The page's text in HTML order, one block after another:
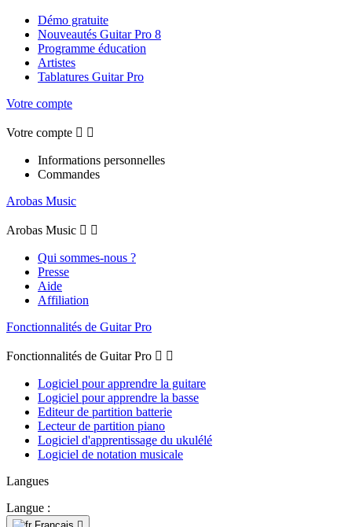
Démo gratuite
Nouveautés Guitar Pro 8
Programme éducation
Artistes
Tablatures Guitar Pro
Votre compte
Votre compte  
Informations personnelles
Commandes
Arobas Music
Arobas Music  
Qui sommes-nous ?
Presse
Aide
Affiliation
Fonctionnalités de Guitar Pro
Fonctionnalités de Guitar Pro  
Logiciel pour apprendre la guitare
Logiciel pour apprendre la basse
Editeur de partition batterie
Lecteur de partition piano
Logiciel d'apprentissage du ukulélé
Logiciel de notation musicale
Langues
Langue :